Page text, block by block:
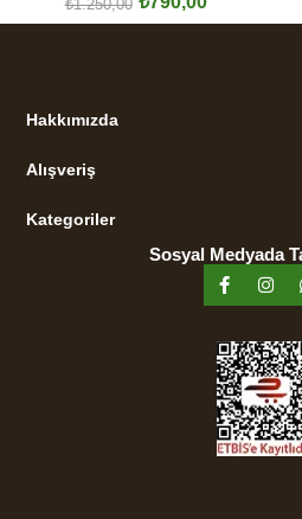
₺1.250,00
SEPETE EKLE
Hakkımızda
Alışveriş
Kategoriler
Sosyal Medyada